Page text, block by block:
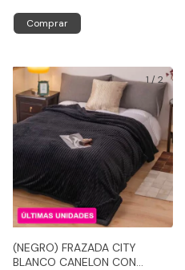
Comprar
1/2
(NEGRO) FRAZADA CITY
BLANCO CANELON CON